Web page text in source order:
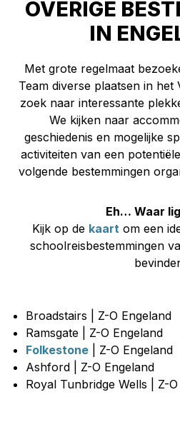
OVERIGE
IN
Met grote regelmaat
Team diverse plaatsen in het
zoek naar interessante
We kijken naar
geschiedenis en mogelijke
activiteiten van een
volgende bestemmingen
Eh… Waar
Kijk op de kaart om een
schoolreisbestemmingen
Broadstairs | Z-O Engeland
Ramsgate | Z-O Engeland
Folkestone | Z-O Engeland
Ashford | Z-O Engeland
Royal Tunbridge Wells | Z-